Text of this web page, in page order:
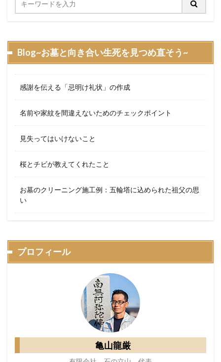
Blog~お墓と向き合い生死を見つめ直そう~
感謝を伝える「忌明け礼状」の作成
名前や家紋を間違えないためのチェックポイント
見失ってはいけないこと
桜とチビが教えてくれたこと
お墓のクリーニング施工例：五輪塔に込められた祖父の思
い
プロフィール
亀山龍厳